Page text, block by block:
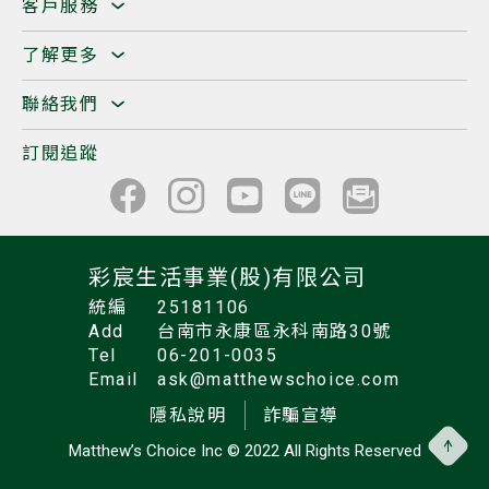
客戶服務
了解更多
聯絡我們
訂閱追蹤
彩宸生活事業(股)有限公司
統編
25181106
Add
台南市永康區永科南路30號
Tel
06-201-0035
Email
ask@matthewschoice.com
隱私說明
詐騙宣導
Matthew’s Choice Inc © 2022 All Rights Reserved